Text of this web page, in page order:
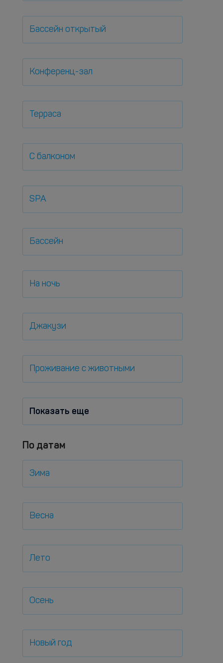
Бассейн открытый
Конференц-зал
Терраса
С балконом
SPA
Бассейн
На ночь
Джакузи
Проживание с животными
Показать еще
По датам
Зима
Весна
Лето
Осень
Новый год